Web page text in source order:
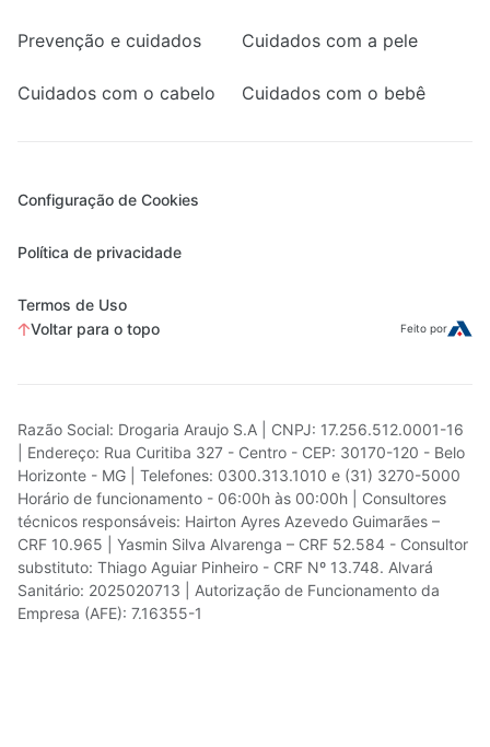
Prevenção e cuidados Cuidados com a pele
Cuidados com o cabelo Cuidados com o bebê
Configuração de Cookies
Política de privacidade
Termos de Uso
Voltar para o topo
Feito por
Razão Social: Drogaria Araujo S.A | CNPJ: 17.256.512.0001-16
| Endereço: Rua Curitiba 327 - Centro - CEP: 30170-120 - Belo
Horizonte - MG | Telefones: 0300.313.1010 e (31) 3270-5000
Horário de funcionamento - 06:00h às 00:00h | Consultores
técnicos responsáveis: Hairton Ayres Azevedo Guimarães –
CRF 10.965 | Yasmin Silva Alvarenga – CRF 52.584 - Consultor
substituto: Thiago Aguiar Pinheiro - CRF Nº 13.748. Alvará
Sanitário: 2025020713 | Autorização de Funcionamento da
Empresa (AFE): 7.16355-1